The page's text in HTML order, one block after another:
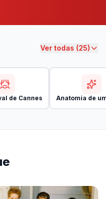
Ver todas (25)
de Cannes Anatomia de